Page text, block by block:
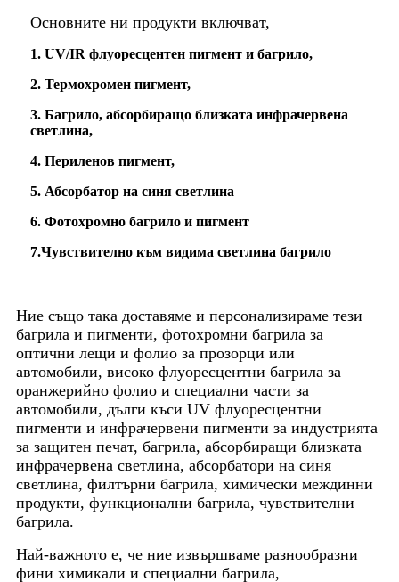
Основните ни продукти включват,
1. UV/IR флуоресцентен пигмент и багрило,
2. Термохромен пигмент,
3. Багрило, абсорбиращо близката инфрачервена
светлина,
4. Периленов пигмент,
5. Абсорбатор на синя светлина
6. Фотохромно багрило и пигмент
7.Чувствително към видима светлина багрило
Ние също така доставяме и персонализираме тези
багрила и пигменти, фотохромни багрила за
оптични лещи и фолио за прозорци или
автомобили, високо флуоресцентни багрила за
оранжерийно фолио и специални части за
автомобили, дълги къси UV флуоресцентни
пигменти и инфрачервени пигменти за индустрията
за защитен печат, багрила, абсорбиращи близката
инфрачервена светлина, абсорбатори на синя
светлина, филтърни багрила, химически междинни
продукти, функционални багрила, чувствителни
багрила.
Най-важното е, че ние извършваме разнообразни
фини химикали и специални багрила,